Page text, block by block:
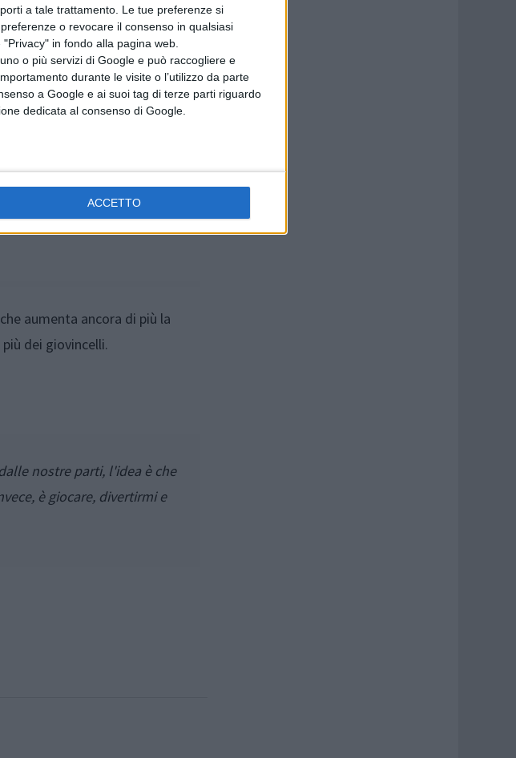
a tale trattamento. Le tue preferenze si
o revocare il consenso in qualsiasi
in fondo alla pagina web.
o più servizi di Google e può raccogliere e
durante le visite o l’utilizzo da parte
a Google e ai suoi tag di terze parti riguardo
dedicata al consenso di Google.
ACCETTO
un paio di volte la
In questa maniera, mixando
aumenta ancora di più la
dei giovincelli.
nostre parti, l'idea è che
è giocare, divertirmi e